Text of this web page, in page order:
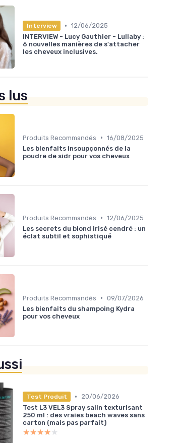
Interview • 12/06/2025
INTERVIEW - Lucy Gauthier - Lullaby :
6 nouvelles manières de s'attacher
les cheveux inclusives.
lus
Produits Recommandés • 16/08/2025
Les bienfaits insoupçonnés de la
poudre de sidr pour vos cheveux
Produits Recommandés • 12/06/2025
Les secrets du blond irisé cendré : un
éclat subtil et sophistiqué
Produits Recommandés • 09/07/2026
Les bienfaits du shampoing Kydra
pour vos cheveux
Test Produit •
20/06/2026
Test L3 VEL3 Spray salin texturisant
250 ml : des vraies beach waves sans
carton (mais pas parfait)
★★★★★
★★★★★